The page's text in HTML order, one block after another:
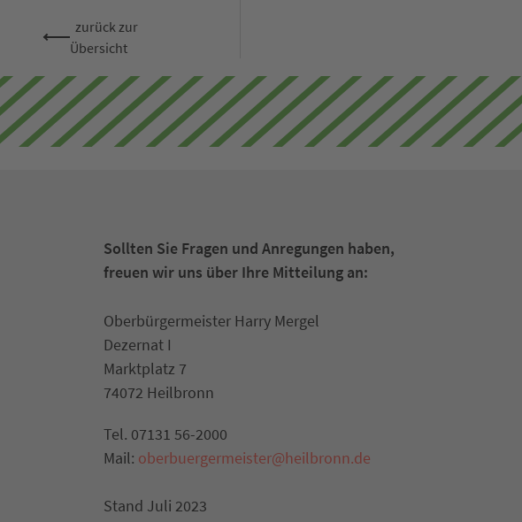
zurück zur
Übersicht
Sollten Sie Fragen und Anregungen haben,
freuen wir uns über Ihre Mitteilung an:
Oberbürgermeister Harry Mergel
Dezernat I
Marktplatz 7
74072 Heilbronn
Tel. 07131 56-2000
Mail: oberbuergermeister@heilbronn.de
Stand Juli 2023